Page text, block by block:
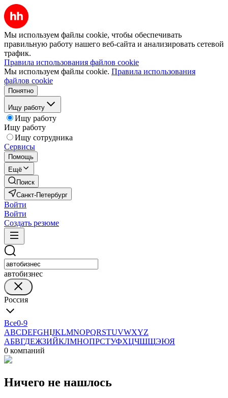
Мы используем файлы cookie, чтобы обеспечивать
правильную работу нашего веб-сайта и анализировать сетевой
трафик.
Правила использования файлов cookie
Мы используем файлы cookie. Правила использования
файлов cookie
Понятно
Ищу работу
Ищу работу
Ищу работу
Ищу сотрудника
Сервисы
Помощь
Ещё
Поиск
Санкт-Петербург
Войти
Войти
Создать резюме
автобизнес
Россия
Все0-9
ABCDEFGHIJKLMNOPQRSTUVWXYZ
АБВГДЕЖЗИЙКЛМНОПРСТУФХЦЧШЩЭЮЯ
0 компаний
Ничего не нашлось